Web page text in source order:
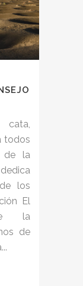
cata,
todos
de la
los
El
la
de